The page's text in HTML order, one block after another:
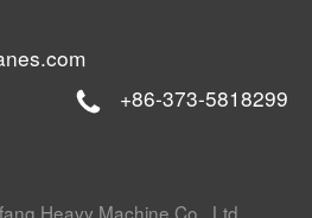
+86-373-5818299
Heavy Machine Co., Ltd